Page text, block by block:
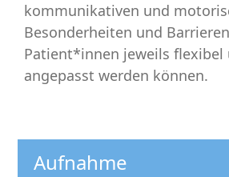
Aufnahme
kommunikativen und
Besonderheiten und
Patient*innen jeweils flexibel
angepasst werden können.